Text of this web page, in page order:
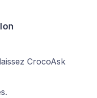
CrocoAsk